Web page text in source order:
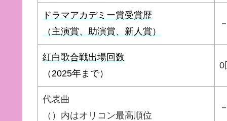
ドラマアカデミー賞受賞歴
（主演賞、助演賞、新人賞）
－
紅白歌合戦出場回数
（2025年まで）
0
代表曲
（）内はオリコン最高順位
－